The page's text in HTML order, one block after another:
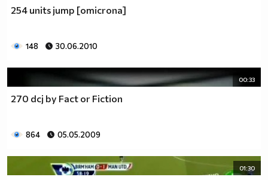
254 units jump [omicrona]
148 30.06.2010
00:33
270 dcj by Fact or Fiction
864 05.05.2009
01:30